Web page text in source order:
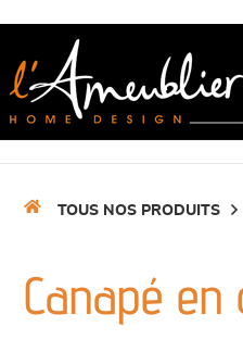
TOUS NOS PRODUITS
Canapé